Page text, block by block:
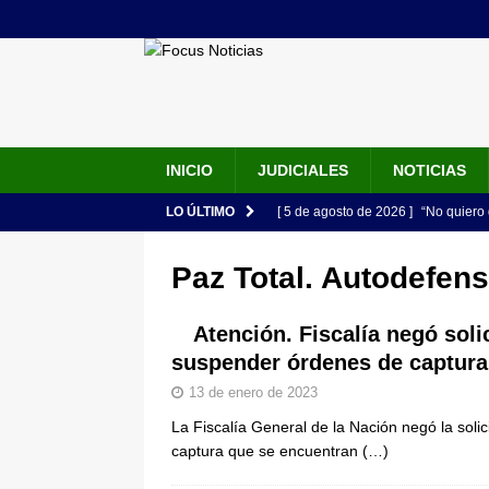
INICIO JUDICIALES NOTICIAS
LO ÚLTIMO [ 5 de agosto de 2026 ] “No
[ 5 de agosto de 2026 ] Audiencia
de su esposa y su bebé
[ 5 de agosto de 2026 ] Con este
apartan del juicio contra Jorge
[ 5 de agosto de 2026 ] Fiscalía
Paz Total.
Atención. Fiscalía negó
suspender órdenes de
13 de enero de 2023
La Fiscalía General de la Nación negó la
captura que se encuentran (…)